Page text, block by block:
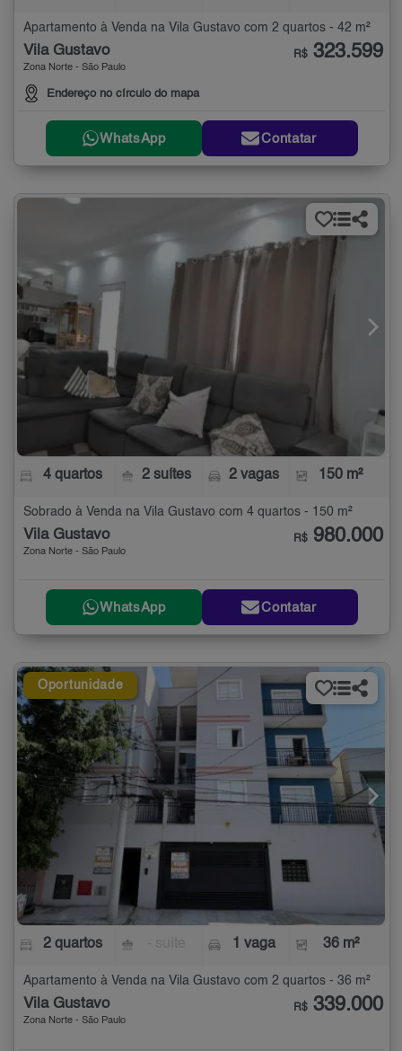
Apartamento à Venda na Vila Gustavo com 2 quartos - 42 m²
Vila Gustavo
Zona Norte - São Paulo
Endereço no círculo do mapa
R$ 323.599
WhatsApp Contatar
4 quartos 2 suítes 2 vagas 150 m²
Sobrado à Venda na Vila Gustavo com 4 quartos - 150 m²
Vila Gustavo
Zona Norte - São Paulo
R$ 980.000
WhatsApp Contatar
Oportunidade
2 quartos 1 vaga 36 m²
Apartamento à Venda na Vila Gustavo com 2 quartos - 36 m²
Vila Gustavo
Zona Norte - São Paulo
R$ 339.000